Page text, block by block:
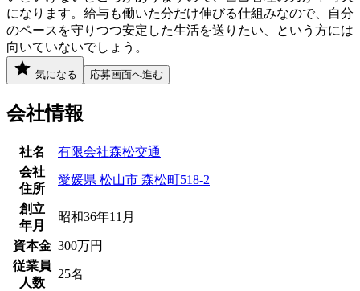
になります。給与も働いた分だけ伸びる仕組みなので、自分
のペースを守りつつ安定した生活を送りたい、という方には
向いていないでしょう。
気になる 応募画面へ進む
会社情報
社名
有限会社森松交通
会社
住所
愛媛県 松山市 森松町518-2
創立
年月
昭和36年11月
資本金 300万円
従業員
人数
25名